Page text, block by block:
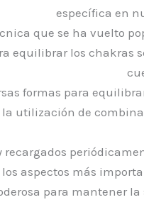
específica en
que se ha vuelto
equilibrar los
formas para
utilización de
recargados
aspectos más
para mantener